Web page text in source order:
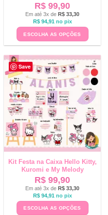
R$ 99,90
Em até 3x de R$ 33,30
R$94,91 no pix
ESCOLHA AS OPÇÕES
Save
Kit Festa na Caixa Hello Kitty,
Kuromi e My Melody
R$ 99,90
Em até 3x de R$ 33,30
R$94,91 no pix
ESCOLHA AS OPÇÕES